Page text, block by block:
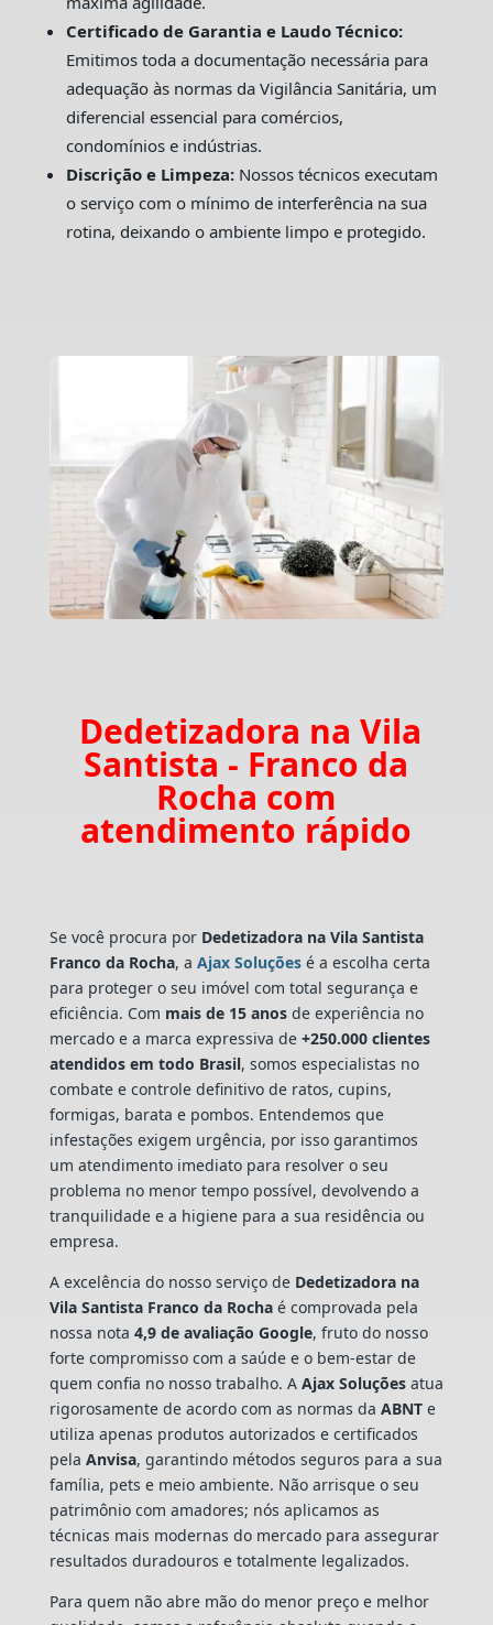
Certificado de Garantia e Laudo Técnico:
Emitimos toda a documentação necessária para
adequação às normas da Vigilância Sanitária, um
diferencial essencial para comércios,
condomínios e indústrias.
Discrição e Limpeza:Nossos técnicos executam
o serviço com o mínimo de interferência na sua
rotina, deixando o ambiente limpo e protegido.
Dedetizadora na Vila
Santista - Franco da
Rocha com
atendimento rápido
Se você procura por Dedetizadora na Vila Santista
Franco da Rocha, a Ajax Soluçõesé a escolha certa
para proteger o seu imóvel com total segurança e
eficiência. Com mais de 15 anosde experiência no
mercado e a marca expressiva de+250.000 clientes
atendidos em todo Brasil, somos especialistas no
combate e controle definitivo de ratos, cupins,
formigas, barata e pombos. Entendemos que
infestações exigem urgência, por isso garantimos
um atendimento imediato para resolver o seu
problema no menor tempo possível, devolvendo a
tranquilidade e a higiene para a sua residência ou
empresa.
A excelência do nosso serviço de Dedetizadora na
Vila Santista Franco da Rochaé comprovada pela
nossa nota 4,9 de avaliação Google, fruto do nosso
forte compromisso com a saúde e o bem-estar de
quem confia no nosso trabalho. A Ajax Soluçõesatua
rigorosamente de acordo com as normas da ABNTe
utiliza apenas produtos autorizados e certificados
pela Anvisa, garantindo métodos seguros para a sua
família, pets e meio ambiente. Não arrisque o seu
patrimônio com amadores; nós aplicamos as
técnicas mais modernas do mercado para assegurar
resultados duradouros e totalmente legalizados.
Para quem não abre mão do menor preço e melhor